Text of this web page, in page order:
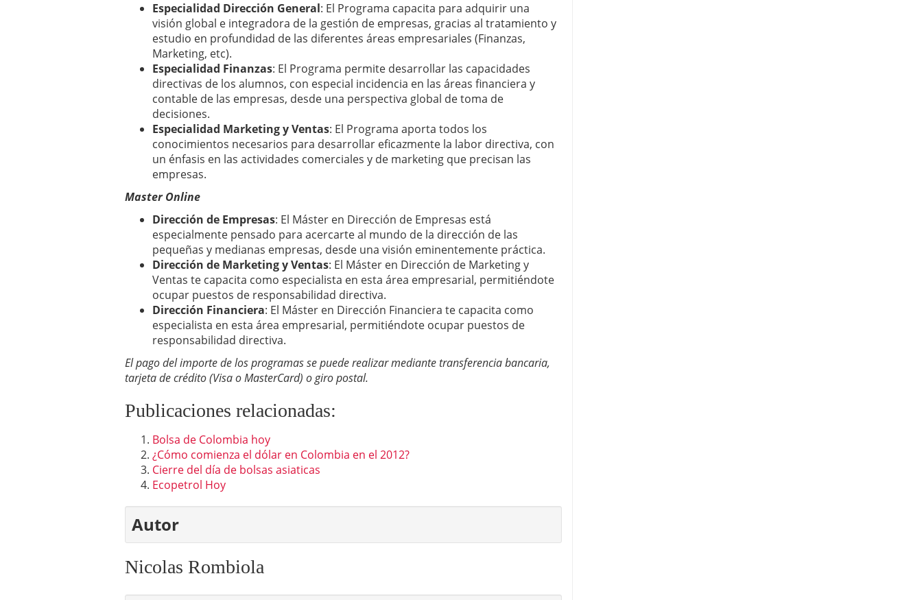
Especialidad Dirección General: El Programa capacita para adquirir una
visión global e integradora de la gestión de empresas, gracias al tratamiento y
estudio en profundidad de las diferentes áreas empresariales (Finanzas,
Marketing, etc).
Especialidad Finanzas: El Programa permite desarrollar las capacidades
directivas de los alumnos, con especial incidencia en las áreas financiera y
contable de las empresas, desde una perspectiva global de toma de
decisiones.
Especialidad Marketing y Ventas: El Programa aporta todos los
conocimientos necesarios para desarrollar eficazmente la labor directiva, con
un énfasis en las actividades comerciales y de marketing que precisan las
empresas.
Master Online
Dirección de Empresas: El Máster en Dirección de Empresas está
especialmente pensado para acercarte al mundo de la dirección de las
pequeñas y medianas empresas, desde una visión eminentemente práctica.
Dirección de Marketing y Ventas: El Máster en Dirección de Marketing y
Ventas te capacita como especialista en esta área empresarial, permitiéndote
ocupar puestos de responsabilidad directiva.
Dirección Financiera: El Máster en Dirección Financiera te capacita como
especialista en esta área empresarial, permitiéndote ocupar puestos de
responsabilidad directiva.
El pago del importe de los programas se puede realizar mediante transferencia bancaria,
tarjeta de crédito (Visa o MasterCard) o giro postal.
Publicaciones relacionadas:
Bolsa de Colombia hoy
¿Cómo comienza el dólar en Colombia en el 2012?
Cierre del día de bolsas asiaticas
Ecopetrol Hoy
Autor
Nicolas Rombiola